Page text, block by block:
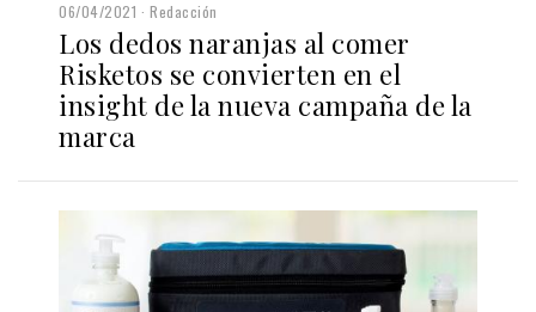
06/04/2021 Redacción
Los dedos naranjas al comer
Risketos se convierten en el
insight de la nueva campaña de la
marca